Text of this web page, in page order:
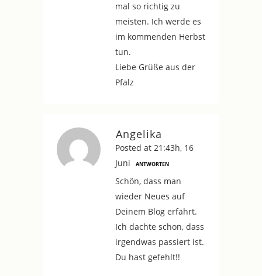
mal so richtig zu
meisten. Ich werde es
im kommenden Herbst
tun.
Liebe Grüße aus der
Pfalz
Angelika
Posted at 21:43h, 16
Juni
ANTWORTEN
Schön, dass man
wieder Neues auf
Deinem Blog erfährt.
Ich dachte schon, dass
irgendwas passiert ist.
Du hast gefehlt!!